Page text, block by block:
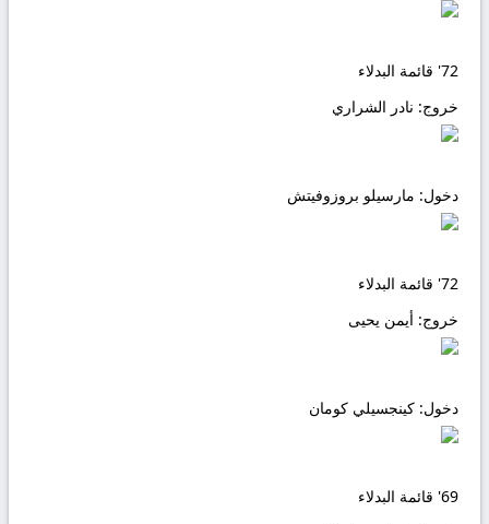
72' قائمة البدلاء
خروج: نادر الشراري
دخول: مارسيلو بروزوفيتش
72' قائمة البدلاء
خروج: أيمن يحيى
دخول: كينجسيلي كومان
69' قائمة البدلاء